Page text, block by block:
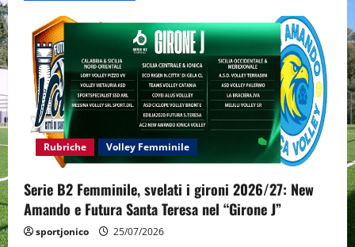
g
a
t
o
n
Rubriche Volley Femminile
Serie B2 Femminile, svelati i gironi 2026/27: New
Amando e Futura Santa Teresa nel “Girone J”
sportjonico 25/07/2026